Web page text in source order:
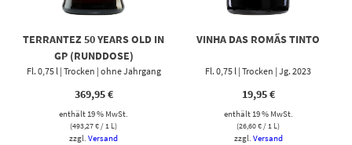
TERRANTEZ 50 YEARS OLD IN
GP (RUNDDOSE)
Fl. 0,75 l | Trocken | ohne Jahrgang
369,95€
enthält 19 % MwSt.
(493,27€/ 1 L)
zzgl.Versand
VINHA DAS ROMÃS TINTO
Fl. 0,75 l | Trocken | Jg. 2023
19,95€
enthält 19 % MwSt.
(26,60€/ 1 L)
zzgl. Versand